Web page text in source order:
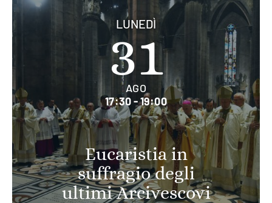
LUNEDÌ
31
AGO
17:30 - 19:00
Eucaristia in
suffragio degli
ultimi Arcivescovi